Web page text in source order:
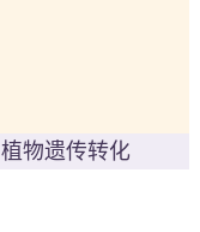
植物遗传转化